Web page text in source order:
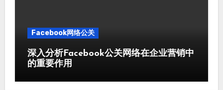
Facebook网络公关
深入分析Facebook公关网络在企业营销中
的重要作用